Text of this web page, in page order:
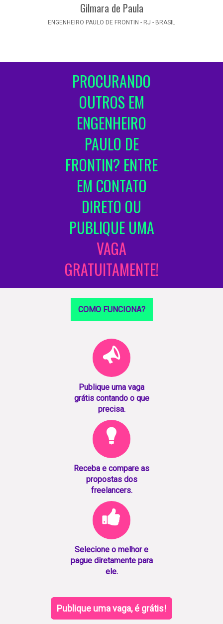
Gilmara de Paula
ENGENHEIRO PAULO DE FRONTIN - RJ - BRASIL
PROCURANDO
OUTROS EM
ENGENHEIRO
PAULO DE
FRONTIN? ENTRE
EM CONTATO
DIRETO OU
PUBLIQUE UMA
VAGA
GRATUITAMENTE!
COMO FUNCIONA?
Publique uma vaga
grátis contando o que
precisa.
Receba e compare as
propostas dos
freelancers.
Selecione o melhor e
pague diretamente para
ele.
Publique uma vaga, é grátis!